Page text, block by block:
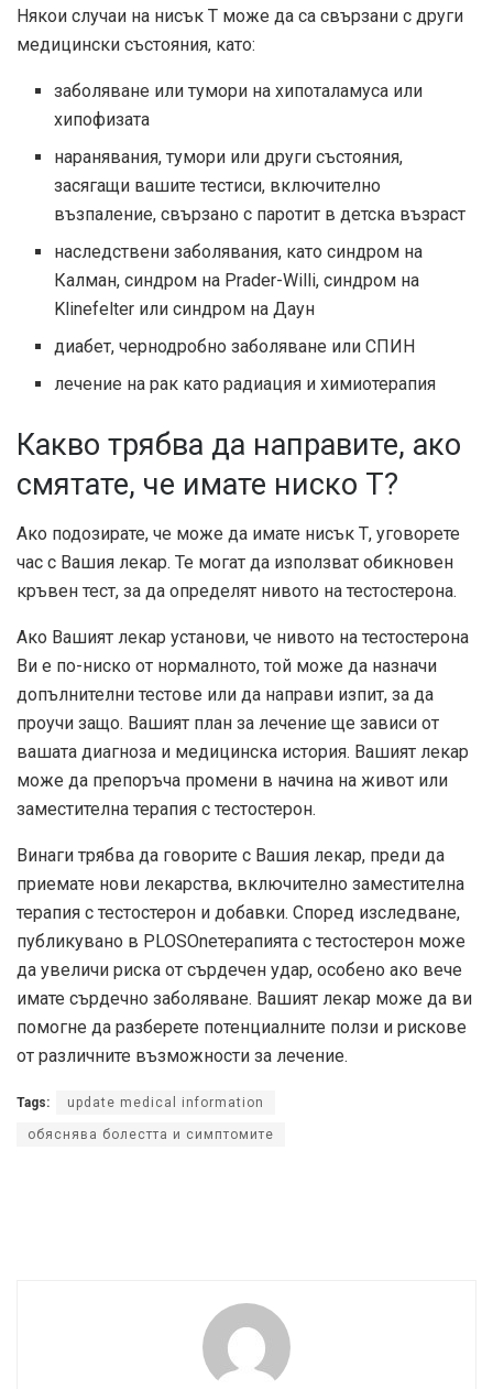
Някои случаи на нисък T може да са свързани с други
медицински състояния, като:
заболяване или тумори на хипоталамуса или
хипофизата
наранявания, тумори или други състояния,
засягащи вашите тестиси, включително
възпаление, свързано с паротит в детска възраст
наследствени заболявания, като синдром на
Калман, синдром на Prader-Willi, синдром на
Klinefelter или синдром на Даун
диабет, чернодробно заболяване или СПИН
лечение на рак като радиация и химиотерапия
Какво трябва да направите, ако
смятате, че имате ниско Т?
Ако подозирате, че може да имате нисък Т, уговорете
час с Вашия лекар. Те могат да използват обикновен
кръвен тест, за да определят нивото на тестостерона.
Ако Вашият лекар установи, че нивото на тестостерона
Ви е по-ниско от нормалното, той може да назначи
допълнителни тестове или да направи изпит, за да
проучи защо. Вашият план за лечение ще зависи от
вашата диагноза и медицинска история. Вашият лекар
може да препоръча промени в начина на живот или
заместителна терапия с тестостерон.
Винаги трябва да говорите с Вашия лекар, преди да
приемате нови лекарства, включително заместителна
терапия с тестостерон и добавки. Според изследване,
публикувано в PLOSOneтерапията с тестостерон може
да увеличи риска от сърдечен удар, особено ако вече
имате сърдечно заболяване. Вашият лекар може да ви
помогне да разберете потенциалните ползи и рискове
от различните възможности за лечение.
Tags: update medical information
обяснява болестта и симптомите